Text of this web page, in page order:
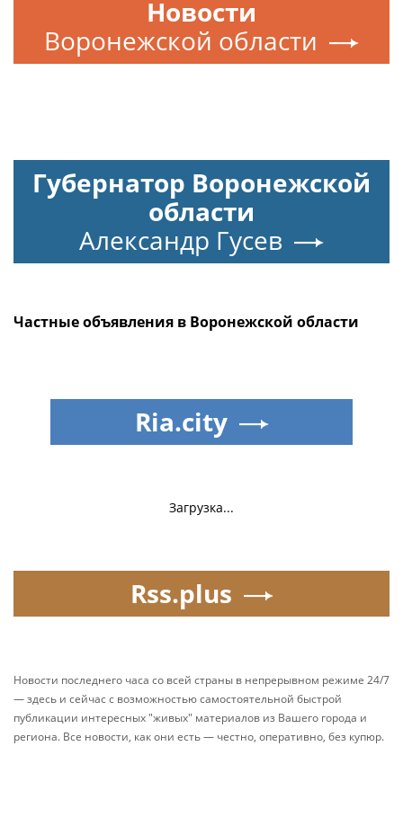
Новости
Воронежской области
Губернатор Воронежской
области
Александр Гусев
Частные объявления в Воронежской области
Загрузка...
Ria.city
Rss.plus
Новости последнего часа со всей страны в непрерывном режиме 24/7
— здесь и сейчас с возможностью самостоятельной быстрой
публикации интересных "живых" материалов из Вашего города и
региона. Все новости, как они есть — честно, оперативно, без купюр.